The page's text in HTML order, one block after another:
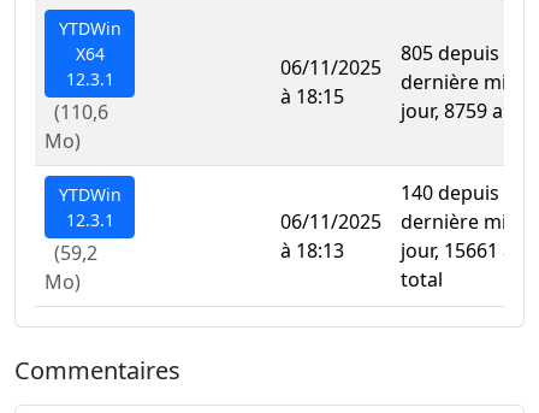
YTDWin
X64
12.3.1
(110,6
Mo)
06/11/2025
à 18:15
805 depuis la
dernière mise
jour, 8759 au
YTDWin
12.3.1
(59,2
Mo)
06/11/2025
à 18:13
140 depuis la
dernière mise
jour, 15661 au
total
Commentaires